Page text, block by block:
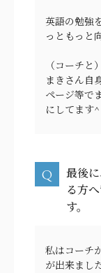
英語の勉強
っともっと
（コーチ
まきさん自
ページ等で
にしてます
最後
る方
す。
私はコーチ
が出来ました